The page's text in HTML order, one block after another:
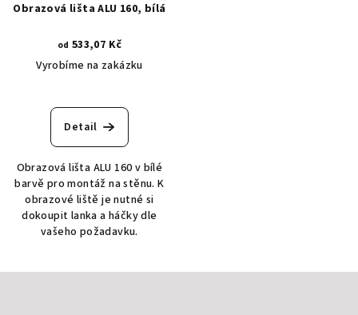
Obrazová lišta ALU 160, bílá
od 533,07 Kč
Vyrobíme na zakázku
Detail
Obrazová lišta ALU 160 v bílé
barvě pro montáž na stěnu. K
obrazové liště je nutné si
dokoupit lanka a háčky dle
vašeho požadavku.